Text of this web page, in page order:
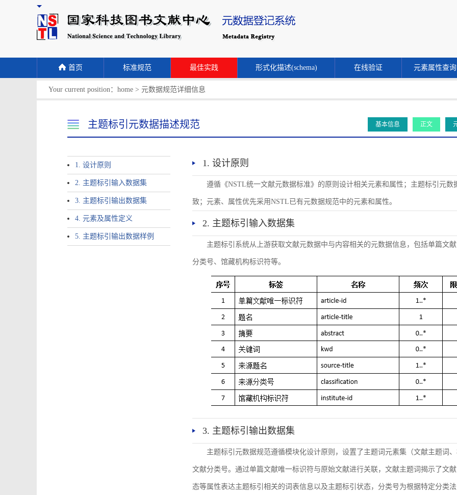
首页 标准规范 最佳实践 形式化描述(schema) 在线验证 元素属性查询
Your current position： home > 元数据规范详细信息
主题标引元数据描述规范 基本信息 正文
1. 设计原则
2. 主题标引输入数据集
3. 主题标引输出数据集
4. 元素及属性定义
5. 主题标引输出数据样例
1. 设计原则
遵循《NSTL统一文献元数据标准》的原则设计相关元素和属性；主题标引元
致；元素、属性优先采用NSTL已有元数据规范中的元素和属性。
2. 主题标引输入数据集
主题标引系统从上游获取文献元数据中与内容相关的元数据信息，包括单篇文
分类号、馆藏机构标识符等。
3. 主题标引输出数据集
主题标引元数据规范遵循模块化设计原则，设置了主题词元素集（文献主题词
文献分类号。通过单篇文献唯一标识符与原始文献进行关联，文献主题词揭示了文
态等属性表达主题标引相关的词表信息以及主题标引状态，分类号为根据特定分类